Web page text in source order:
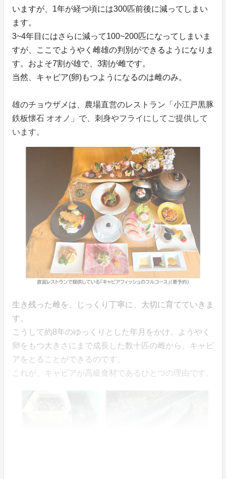
いますが、1年が経つ頃には300匹前後に減ってしまい
ます。
3~4年目にはさらに減って100~200匹になってしまいま
すが、ここでようやく雌雄の判別ができるようになりま
す。およそ7割が雄で、3割が雌です。
当然、キャビア(卵)もつようになるのは雌のみ。
雄のチョウザメは、農場直営のレストラン「小江戸黒豚
鉄板懐石 オオノ」で、刺身やフライにしてご提供して
います。
生き残った雌を、じっくり丁寧に、大切に育てていきま
す。
こうして約8年のゆっくりとした年月をかけ、ようやく
卵をもつ大きさにまで成長した数十匹の雌から、キャビ
アをとることができるのです。
これが、キャビアが高級食材であるひとつの理由です。